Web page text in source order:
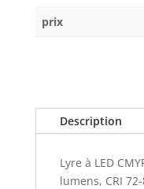
prix
Description
Lyre à LED
lumens, CRI